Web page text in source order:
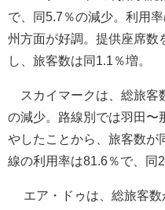
で、同5.7％の減少。利用
州方面が好調。提供座席数
し、旅客数は同1.1％増。
スカイマークは、総旅客
の減少。路線別では羽田〜
やしたことから、旅客数が
線の利用率は81.6％で、同
エア・ドゥは、総旅客数